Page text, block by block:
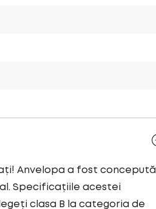
Anvelopa a fost concepută
Specificațiile acestei
clasa B la categoria de